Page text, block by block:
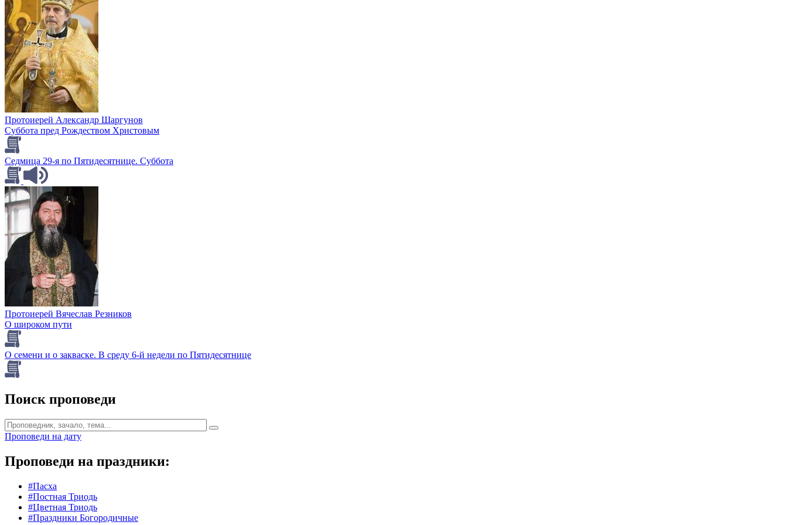
Протоиерей Александр Шаргунов
Суббота пред Рождеством Христовым
Седмица 29-я по Пятидесятнице. Суббота
Протоиерей Вячеслав Резников
О широком пути
О семени и о закваске. В среду 6-й недели по Пятидесятнице
Поиск проповеди
Проповеди на дату
Проповеди на праздники:
#Пасха
#Постная Триодь
#Цветная Триодь
#Праздники Богородичные